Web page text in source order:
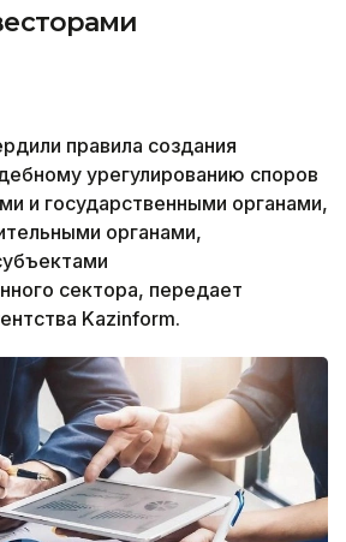
правила создания
урегулированию споров
и государственными органами,
органами,
сектора, передает
Kazinform.